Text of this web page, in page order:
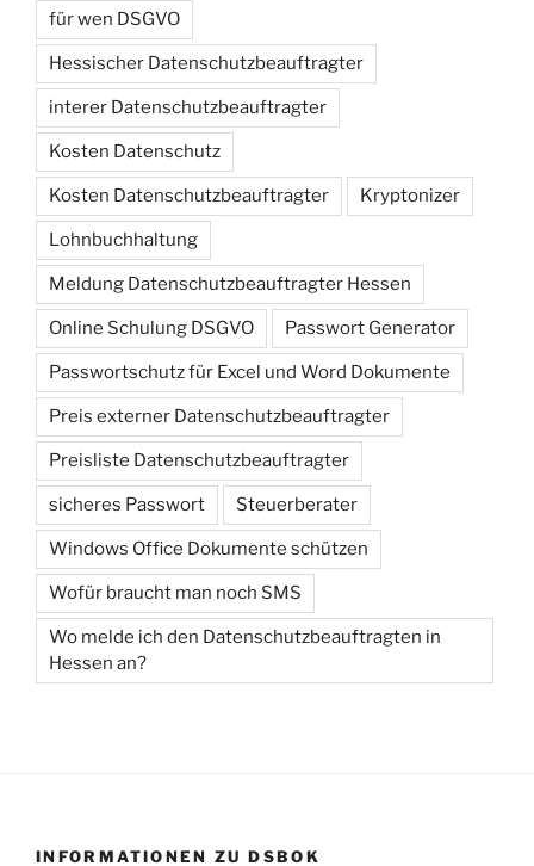
für wen DSGVO
Hessischer Datenschutzbeauftragter
interer Datenschutzbeauftragter
Kosten Datenschutz
Kosten Datenschutzbeauftragter Kryptonizer
Lohnbuchhaltung
Meldung Datenschutzbeauftragter Hessen
Online Schulung DSGVO Passwort Generator
Passwortschutz für Excel und Word Dokumente
Preis externer Datenschutzbeauftragter
Preisliste Datenschutzbeauftragter
sicheres Passwort Steuerberater
Windows Office Dokumente schützen
Wofür braucht man noch SMS
Wo melde ich den Datenschutzbeauftragten in
Hessen an?
INFORMATIONEN ZU DSBOK